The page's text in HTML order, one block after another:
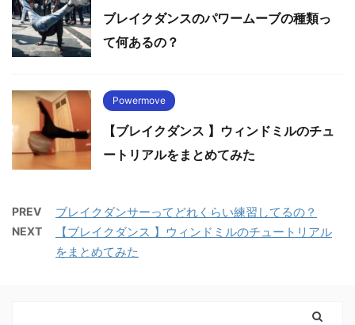
ブレイクダンスのパワームーブの種類っ
て何あるの？
Powermove
【ブレイクダンス 】ウィンドミルのチュ
ートリアルをまとめてみた
PREV ブレイクダンサーってどれくらい練習してるの？
NEXT
【ブレイクダンス 】ウィンドミルのチュートリアル
をまとめてみた